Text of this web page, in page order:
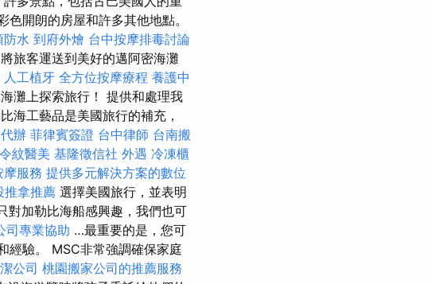
開朗的房屋和許多其他地點。
防水 到府外燴 台中按摩排毒討論
旅客運送到美好的邁阿密海灘
人工植牙 全方位按摩療程 養護中
灘上探索旅行！ 提供和處理我
海工藝品是美國旅行的補充，
辦 菲律賓簽證 台中律師 台南搬
紋醫美 基隆徵信社 外遇 冷凍櫃
摩服務 提供多元解決方案的數位
推拿推薦 選擇美國旅行，並表明
對加勒比海船感興趣，我們也可
司專業協助 …最重要的是，您可
經驗。 MSC非常強調確保家庭
公司 桃園搬家公司的推薦服務